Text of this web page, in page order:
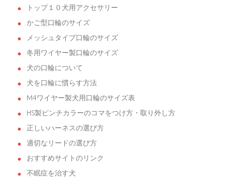
トップ１０犬用アクセサリー
かご型口輪のサイズ
メッシュタイプ口輪のサイズ
冬用ワイヤー製口輪のサイズ
犬の口輪について
犬を口輪に慣らす方法
M4ワイヤー製犬用口輪のサイズ表
HS製ピンチカラーのコマをつけ方・取り外し方
正しいハーネスの選び方
適切なリードの選び方
おすすめサイトのリンク
不眠症を治す犬